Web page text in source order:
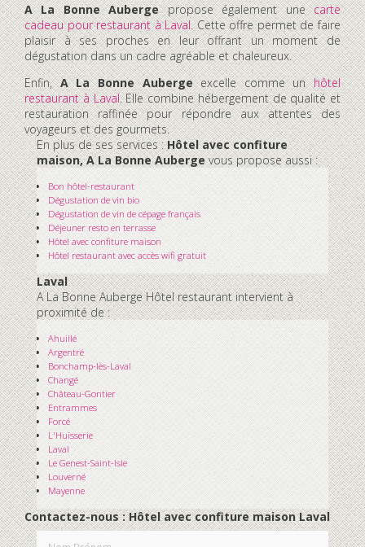
A La Bonne Aubergepropose également unecarte
cadeau pour restaurant à Laval. Cette offre permet de faire
plaisir à ses proches en leur offrant un moment de
dégustation dans un cadre agréable et chaleureux.
Enfin,A La Bonne Aubergeexcelle comme unhôtel
restaurant à Laval. Elle combine hébergement de qualité et
restauration raffinée pour répondre aux attentes des
voyageurs et des gourmets.
En plus de ses services :Hôtel avec confiture
maison, A La Bonne Aubergevous propose aussi :
Bon hôtel-restaurant
Dégustation de vin bio
Dégustation de vin de cépage français
Déjeuner resto en terrasse
Hôtel avec confiture maison
Hôtel restaurant avec accès wifi gratuit
Laval
A La Bonne Auberge Hôtel restaurant intervient à
proximité de :
Ahuillé
Argentré
Bonchamp-lès-Laval
Changé
Château-Gontier
Entrammes
Forcé
L'Huisserie
Laval
Le Genest-Saint-Isle
Louverné
Mayenne
Contactez-nous : Hôtel avec confiture maison Laval
Nom Prénom